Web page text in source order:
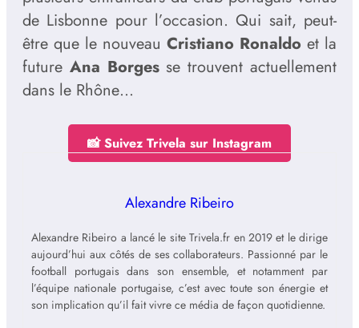
de Lisbonne pour l’occasion. Qui sait, peut-
être que le nouveau Cristiano Ronaldo et la
future Ana Borgesse trouvent actuellement
dans le Rhône…
📸 Suivez Trivela sur Instagram
Alexandre Ribeiro
Alexandre Ribeiro a lancé le site Trivela.fr en 2019 et le dirige
aujourd’hui aux côtés de ses collaborateurs. Passionné par le
football portugais dans son ensemble, et notamment par
l’équipe nationale portugaise, c’est avec toute son énergie et
son implication qu’il fait vivre ce média de façon quotidienne.